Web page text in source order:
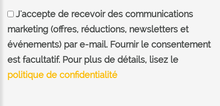
J'accepte de recevoir des communications
marketing (offres, réductions, newsletters et
événements) par e-mail. Fournir le consentement
est facultatif. Pour plus de détails, lisez le
politique de confidentialité